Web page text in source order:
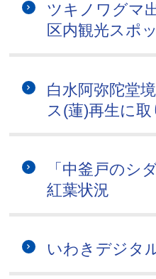
ツキノワグマ
区内観光スポ
白水阿弥陀堂
ス(蓮)再生に
「中釜戸のシ
紅葉状況
いわきデジタ